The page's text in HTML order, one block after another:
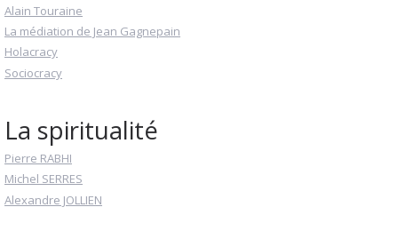
Alain Touraine
La médiation de Jean Gagnepain
Holacracy
Sociocracy
La spiritualité
Pierre RABHI
Michel SERRES
Alexandre JOLLIEN